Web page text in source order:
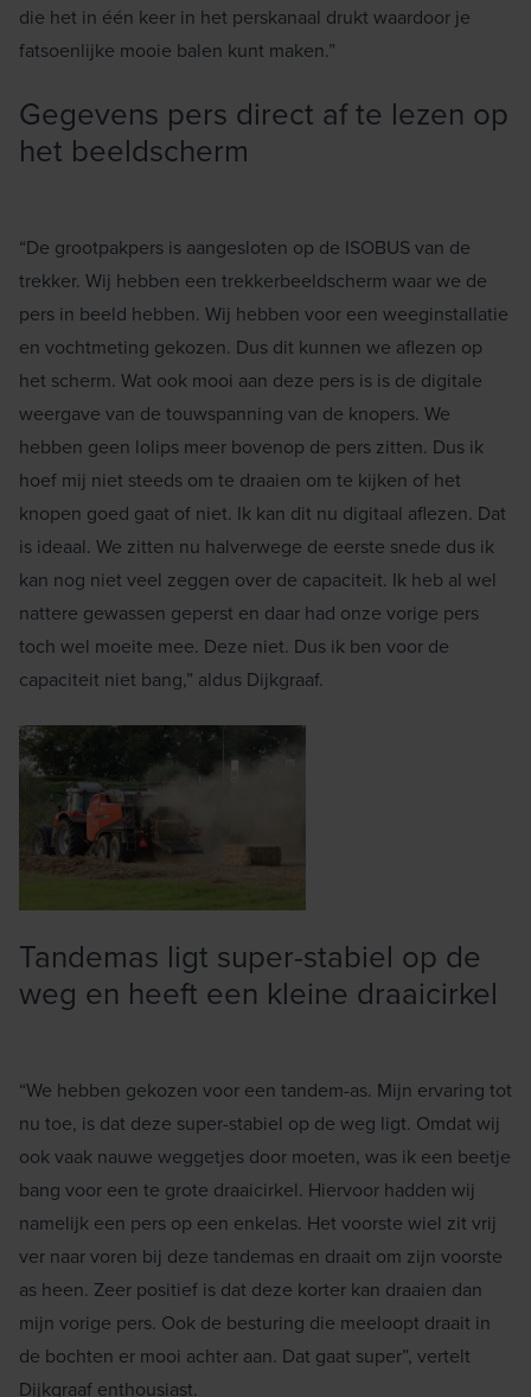
die het in één keer in het perskanaal drukt waardoor je
fatsoenlijke mooie balen kunt maken.”
Gegevens pers direct af te lezen op
het beeldscherm
“De grootpakpers is aangesloten op de ISOBUS van de
trekker. Wij hebben een trekkerbeeldscherm waar we de
pers in beeld hebben. Wij hebben voor een weeginstallatie
en vochtmeting gekozen. Dus dit kunnen we aflezen op
het scherm. Wat ook mooi aan deze pers is is de digitale
weergave van de touwspanning van de knopers. We
hebben geen lolips meer bovenop de pers zitten. Dus ik
hoef mij niet steeds om te draaien om te kijken of het
knopen goed gaat of niet. Ik kan dit nu digitaal aflezen. Dat
is ideaal. We zitten nu halverwege de eerste snede dus ik
kan nog niet veel zeggen over de capaciteit. Ik heb al wel
nattere gewassen geperst en daar had onze vorige pers
toch wel moeite mee. Deze niet. Dus ik ben voor de
capaciteit niet bang,” aldus Dijkgraaf.
Tandemas ligt super-stabiel op de
weg en heeft een kleine draaicirkel
“We hebben gekozen voor een tandem-as. Mijn ervaring tot
nu toe, is dat deze super-stabiel op de weg ligt. Omdat wij
ook vaak nauwe weggetjes door moeten, was ik een beetje
bang voor een te grote draaicirkel. Hiervoor hadden wij
namelijk een pers op een enkelas. Het voorste wiel zit vrij
ver naar voren bij deze tandemas en draait om zijn voorste
as heen. Zeer positief is dat deze korter kan draaien dan
mijn vorige pers. Ook de besturing die meeloopt draait in
de bochten er mooi achter aan. Dat gaat super”, vertelt
Dijkgraaf enthousiast.